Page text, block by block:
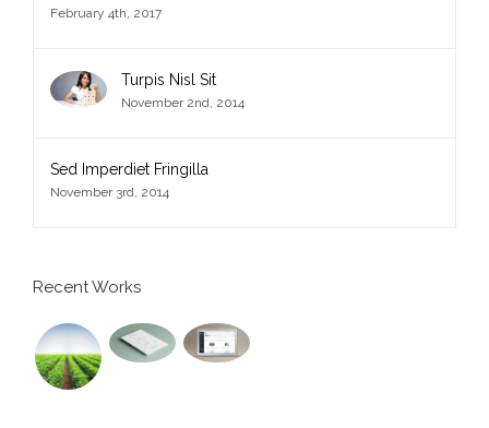
February 4th, 2017
Turpis Nisl Sit
November 2nd, 2014
Sed Imperdiet Fringilla
November 3rd, 2014
Recent Works